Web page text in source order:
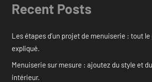
Recent Posts
Les étapes d’un projet de menuiserie : tout
expliqué.
Menuiserie sur mesure : ajoutez du style et
intérieur.